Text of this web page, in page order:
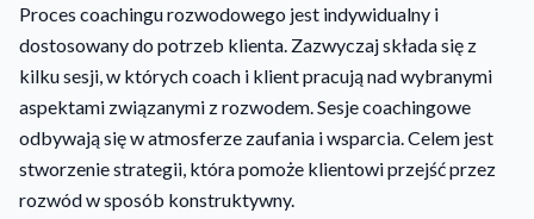
Proces coachingu rozwodowego jest indywidualny i
dostosowany do potrzeb klienta. Zazwyczaj składa się z
kilku sesji, w których coach i klient pracują nad wybranymi
aspektami związanymi z rozwodem. Sesje coachingowe
odbywają się w atmosferze zaufania i wsparcia. Celem jest
stworzenie strategii, która pomoże klientowi przejść przez
rozwód w sposób konstruktywny.